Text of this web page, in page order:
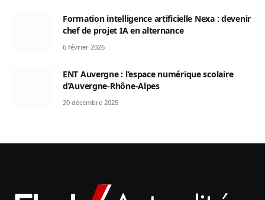
Formation intelligence artificielle Nexa : devenir
chef de projet IA en alternance
6 février 2026
ENT Auvergne : l’espace numérique scolaire
d’Auvergne-Rhône-Alpes
20 décembre 2025